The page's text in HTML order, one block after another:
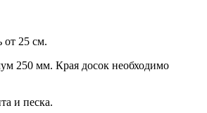
от 25 см.
250 мм. Края досок необходимо
и песка.